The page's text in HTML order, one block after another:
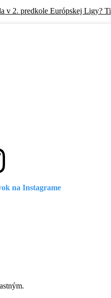
v 2. predkole Európskej Ligy?
na Instagrame